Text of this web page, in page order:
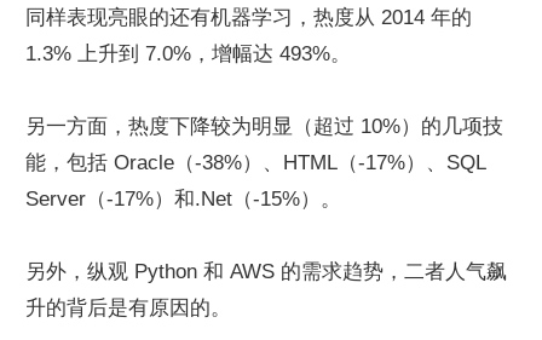
同样表现亮眼的还有机器学习，热度从 2014 年的
1.3% 上升到 7.0%，增幅达 493%。
另一方面，热度下降较为明显（超过 10%）的几项技
能，包括 Oracle（-38%）、HTML（-17%）、SQL
Server（-17%）和.Net（-15%）。
另外，纵观 Python 和 AWS 的需求趋势，二者人气飙
升的背后是有原因的。